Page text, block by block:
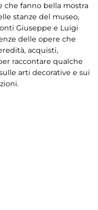
fanno bella mostra
stanze del museo,
Giuseppe e Luigi
delle opere che
acquisti,
raccontare qualche
arti decorative e sui